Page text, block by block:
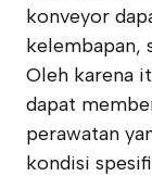
konveyor
kelembapan,
Oleh karena
dapat
perawatan
kondisi